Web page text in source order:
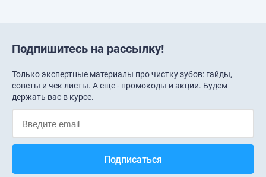
Подпишитесь на рассылку!
Только экспертные материалы про чистку зубов: гайды,
советы и чек листы. А еще - промокоды и акции. Будем
держать вас в курсе.